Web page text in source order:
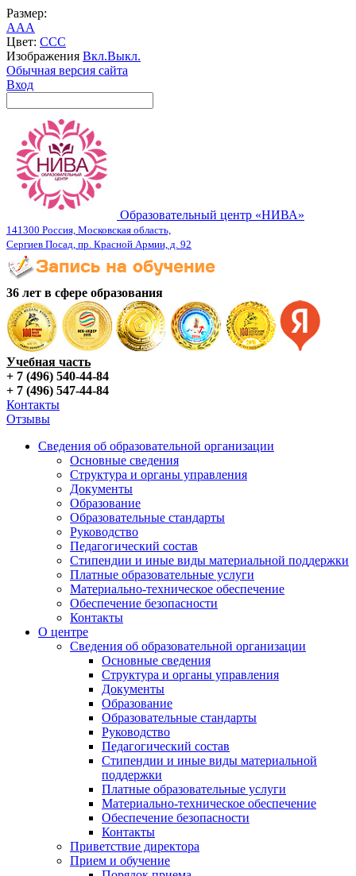
Размер:
AAA
Цвет: CCC
Изображения Вкл.Выкл.
Обычная версия сайта
Вход
Образовательный центр «НИВА»
141300 Россия, Московская область,
Сергиев Посад, пр. Красной Армии, д. 92
36 лет в сфере образования
Учебная часть
+ 7 (496) 540-44-84
+ 7 (496) 547-44-84
Контакты
Отзывы
Сведения об образовательной организации
Основные сведения
Структура и органы управления
Документы
Образование
Образовательные стандарты
Руководство
Педагогический состав
Стипендии и иные виды материальной поддержки
Платные образовательные услуги
Материально-техническое обеспечение
Обеспечение безопасности
Контакты
О центре
Сведения об образовательной организации
Основные сведения
Структура и органы управления
Документы
Образование
Образовательные стандарты
Руководство
Педагогический состав
Стипендии и иные виды материальной
поддержки
Платные образовательные услуги
Материально-техническое обеспечение
Обеспечение безопасности
Контакты
Приветствие директора
Прием и обучение